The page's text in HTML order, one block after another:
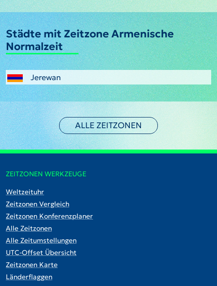
Städte mit Zeitzone Armenische
Normalzeit
Jerewan
ALLE ZEITZONEN
ZEITZONEN WERKZEUGE
Weltzeituhr
Zeitzonen Vergleich
Zeitzonen Konferenzplaner
Alle Zeitzonen
Alle Zeitumstellungen
UTC-Offset Übersicht
Zeitzonen Karte
Länderflaggen